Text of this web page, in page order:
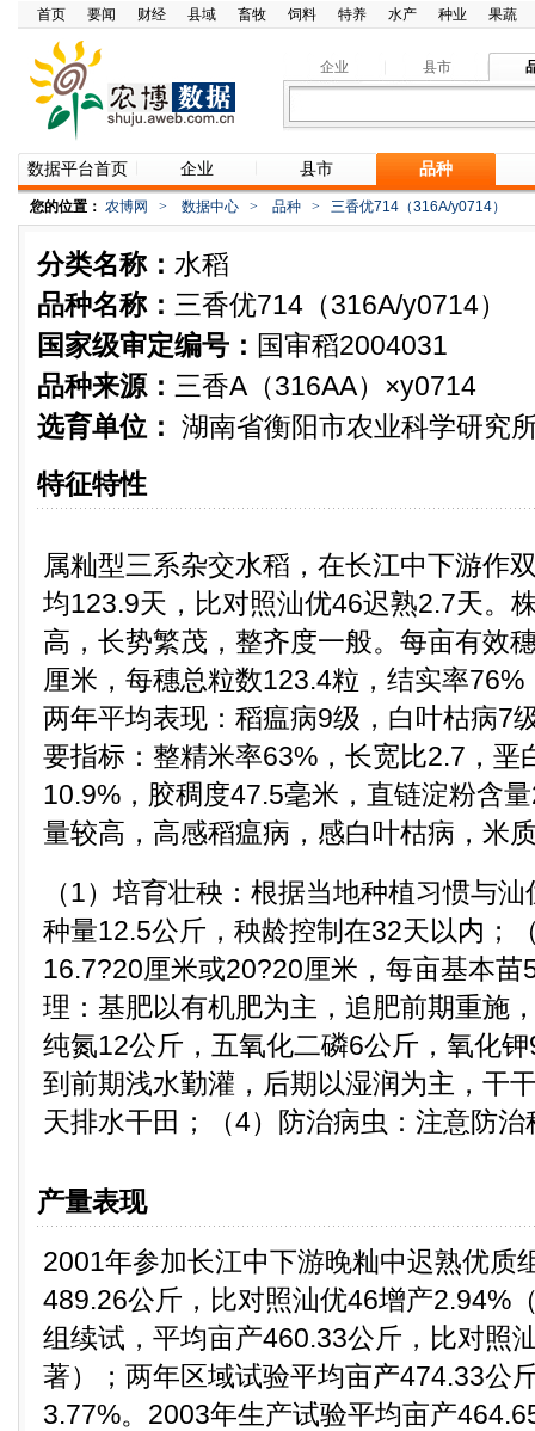
首页 要闻 财经 县域 畜牧 饲料 特养 水产 种业 果蔬
企业 县市
数据平台首页 企业 县市 品种
您的位置： 农博网 > 数据中心 > 品种 > 三香优714（316A/y0714）
分类名称： 水稻
品种名称： 三香优714（316A/y0714）
国家级审定编号： 国审稻2004031
品种来源： 三香A（316AA）×y0714
选育单位： 湖南省衡阳市农业科学研究
特征特性
属籼型三系杂交水稻，在长江中下游作
均123.9天，比对照汕优46迟熟2.7天。
高，长势繁茂，整齐度一般。每亩有效
厘米，每穗总粒数123.4粒，结实率
两年平均表现：稻瘟病9级，白叶枯病7
要指标：整精米率63%，长宽比2.7，垩
10.9%，胶稠度47.5毫米，直链淀粉含
量较高，高感稻瘟病，感白叶枯病，米
（1）培育壮秧：根据当地种植习惯与
种量12.5公斤，秧龄控制在32天以内；
16.7?20厘米或20?20厘米，每亩基本苗
理：基肥以有机肥为主，追肥前期重施
纯氮12公斤，五氧化二磷6公斤，氧化
到前期浅水勤灌，后期以湿润为主，干
天排水干田；（4）防治病虫：注意防
产量表现
2001年参加长江中下游晚籼中迟熟优质
489.26公斤，比对照汕优46增产2.94%
组续试，平均亩产460.33公斤，比对照
著）；两年区域试验平均亩产474.33公
3.77%。2003年生产试验平均亩产